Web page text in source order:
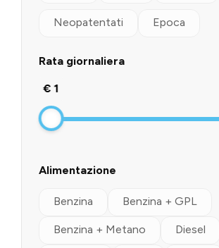
Neopatentati Epoca
Rata giornaliera
€ 1
Alimentazione
Benzina Benzina + GPL
Benzina + Metano Diesel